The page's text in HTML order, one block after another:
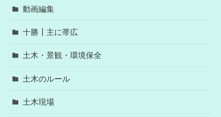
動画編集
十勝┃主に帯広
土木・景観・環境保全
土木のルール
土木現場